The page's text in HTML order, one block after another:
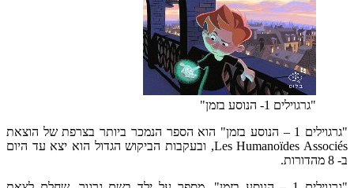
"גרגוילים 1- הנוסע בזמן"
"גרגוילים 1 – הנוסע בזמן" הוא הספר הנמכר ביותר בצרפת של הוצאת
Les Humanoïdes Associés, ובעקבות הביקוש הגדול הוא יצא עד היום
ב- 8 מהדורות.